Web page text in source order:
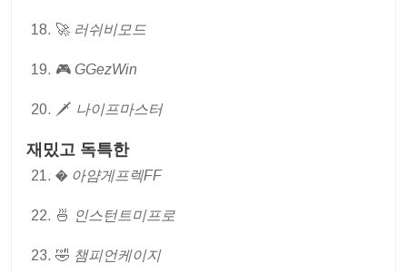
🚀 러쉬비모드
🎮 GGezWin
🗡 나이프마스터
재밌고 독특한
� 아얌게프렉FF
🍜 인스턴트미프로
🤣 챔피언케이지